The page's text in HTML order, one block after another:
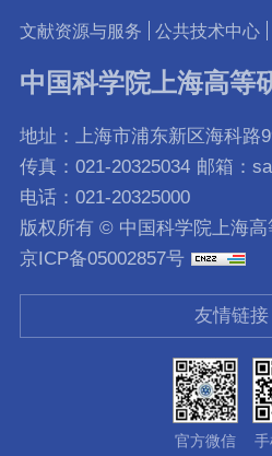
文献资源与服务 公共技术中心
中国科学院上海高等
地址：上海市浦东新区海科路
传真：021-20325034 邮箱：
电话：021-20325000
版权所有 © 中国科学院上海高
京ICP备05002857号
友情链接
官方微信